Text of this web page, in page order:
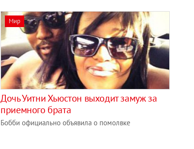
Мир
Дочь Уитни Хьюстон выходит замуж за
приемного брата
Бобби официально объявила о помолвке